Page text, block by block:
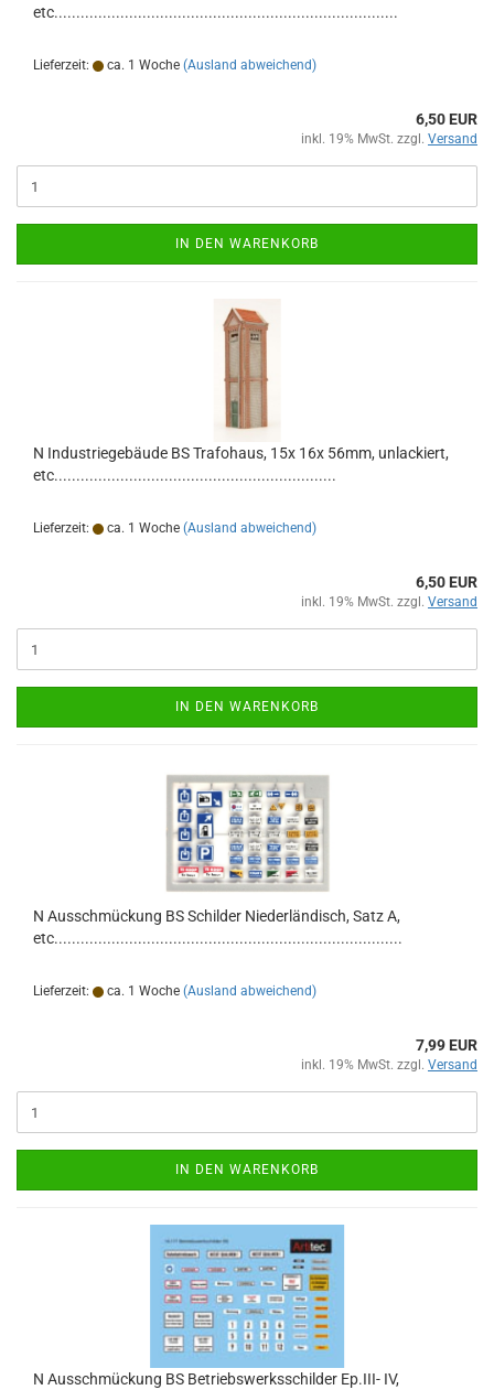
etc..............................................................................
Lieferzeit: ca. 1 Woche (Ausland abweichend)
6,50 EUR
inkl. 19% MwSt. zzgl. Versand
IN DEN WARENKORB
N Industriegebäude BS Trafohaus, 15x 16x 56mm, unlackiert,
etc................................................................
Lieferzeit: ca. 1 Woche (Ausland abweichend)
6,50 EUR
inkl. 19% MwSt. zzgl. Versand
IN DEN WARENKORB
N Ausschmückung BS Schilder Niederländisch, Satz A,
etc...............................................................................
Lieferzeit: ca. 1 Woche (Ausland abweichend)
7,99 EUR
inkl. 19% MwSt. zzgl. Versand
IN DEN WARENKORB
N Ausschmückung BS Betriebswerksschilder Ep.III- IV,